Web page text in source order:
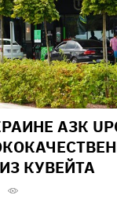
АЗК
КУВЕЙТА